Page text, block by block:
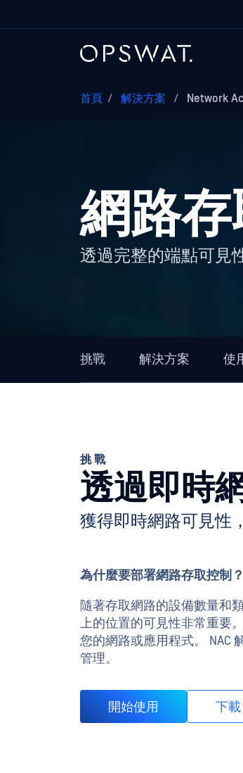
首頁 / 解決方案 / Network
網路
透過完整的端點可見
挑戰 解決方案 使
挑戰
透過即時
獲得即時網路可見性
為什麼要部署網路存取控制？
隨著存取網路的設備數量和
上的位置的可見性非常重要
您的網路或應用程式。 NAC
管理。
開始使用 下載